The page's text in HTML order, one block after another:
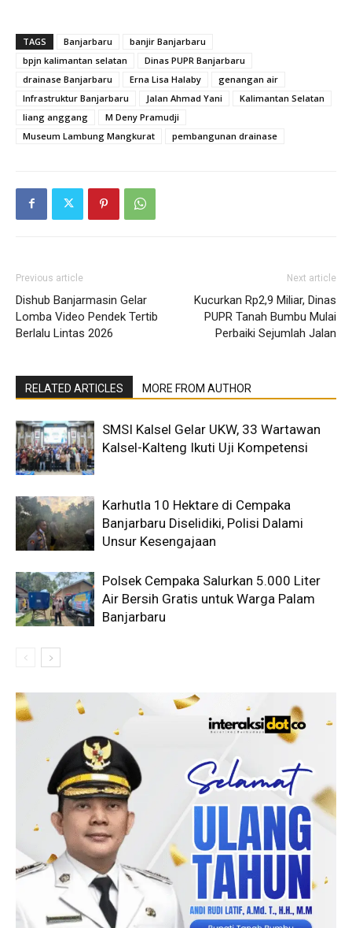
TAGS Banjarbaru
banjir Banjarbaru
bpjn kalimantan selatan
Dinas PUPR Banjarbaru
drainase Banjarbaru
Erna Lisa Halaby
genangan air
Infrastruktur Banjarbaru
Jalan Ahmad Yani
Kalimantan Selatan
liang anggang
M Deny Pramudji
Museum Lambung Mangkurat
pembangunan drainase
Previous article
Dishub Banjarmasin Gelar
Lomba Video Pendek Tertib
Berlalu Lintas 2026
Next article
Kucurkan Rp2,9 Miliar, Dinas
PUPR Tanah Bumbu Mulai
Perbaiki Sejumlah Jalan
RELATED ARTICLES MORE FROM AUTHOR
SMSI Kalsel Gelar UKW, 33 Wartawan
Kalsel-Kalteng Ikuti Uji Kompetensi
Karhutla 10 Hektare di Cempaka
Banjarbaru Diselidiki, Polisi Dalami
Unsur Kesengajaan
Polsek Cempaka Salurkan 5.000 Liter
Air Bersih Gratis untuk Warga Palam
Banjarbaru